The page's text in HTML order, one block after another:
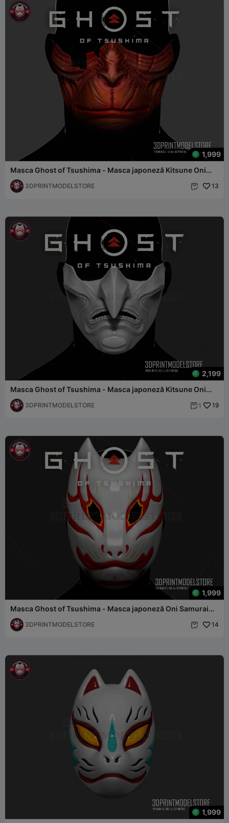
1,999
Masca Ghost of Tsushima - Masca japoneză Kitsune Oni
Samurai
3DPRINTMODELSTORE  13
2,199
Masca Ghost of Tsushima - Masca japoneză Kitsune Oni
Samurai
3DPRINTMODELSTORE  1 19
1,999
Masca Ghost of Tsushima - Masca japoneză Oni Samurai
Tomoe
3DPRINTMODELSTORE  14
1,999